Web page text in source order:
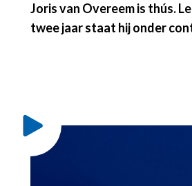
Joris van Overeem is thús.
twee jaar staat hij onder